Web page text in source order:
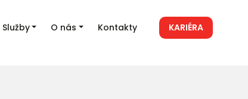
Služby O nás Kontakty KARIÉRA